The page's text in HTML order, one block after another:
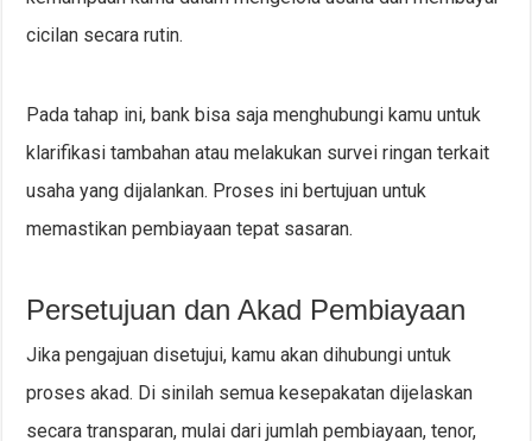
cicilan secara rutin.
Pada tahap ini, bank bisa saja menghubungi kamu untuk
klarifikasi tambahan atau melakukan survei ringan terkait
usaha yang dijalankan. Proses ini bertujuan untuk
memastikan pembiayaan tepat sasaran.
Persetujuan dan Akad Pembiayaan
Jika pengajuan disetujui, kamu akan dihubungi untuk
proses akad. Di sinilah semua kesepakatan dijelaskan
secara transparan, mulai dari jumlah pembiayaan, tenor,